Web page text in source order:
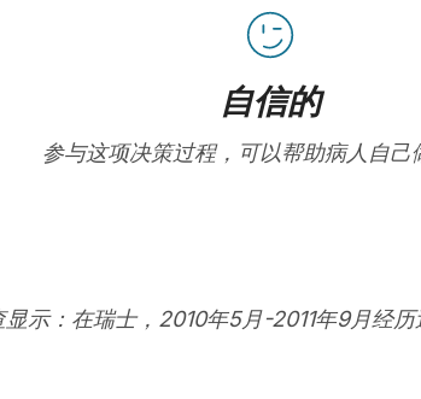
自信的
参与这项决策过程，可以帮助病人自己
示：在瑞士，2010年5月-2011年9月经